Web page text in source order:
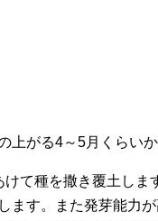
上がる4～5月くらい
て種を撒き覆土しま
ます。また発芽能力